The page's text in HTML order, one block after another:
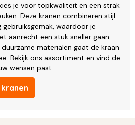
je voor topkwaliteit en een strak
Deze kranen combineren stijl
waardoor je
aanrecht een stuk sneller gaan.
materialen gaat de kraan
Bekijk ons assortiment en vind de
wensen past.